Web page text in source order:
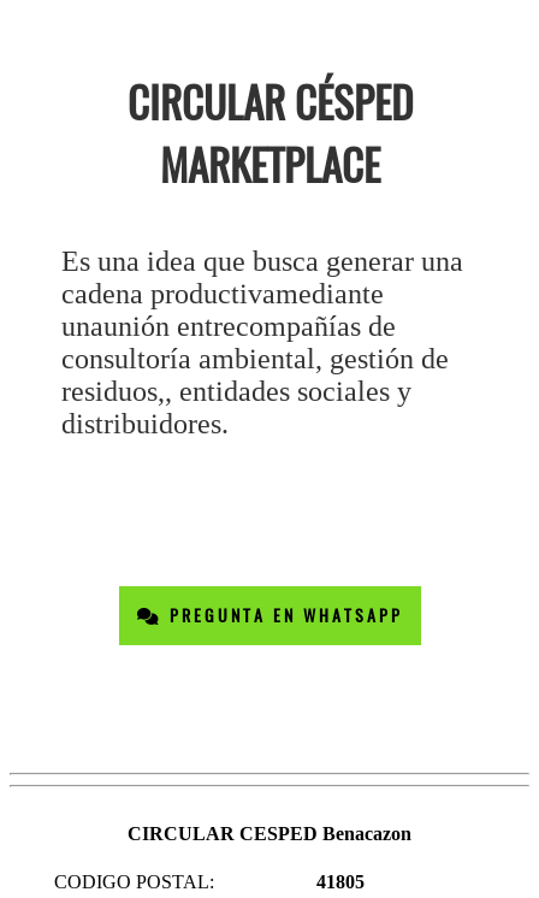
CIRCULAR CÉSPED
MARKETPLACE
Es una idea que busca generar una
cadena productivamediante
unaunión entrecompañías de
consultoría ambiental, gestión de
residuos,, entidades sociales y
distribuidores.
PREGUNTA EN WHATSAPP
CIRCULAR CESPED Benacazon
CODIGO POSTAL: 41805